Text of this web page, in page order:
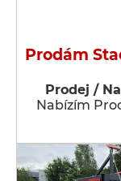
Prodám
Prodej /
Nabízím